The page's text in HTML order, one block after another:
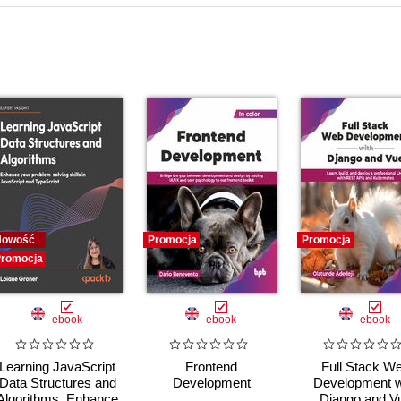
ebook
Learning JavaScript
Structures and
Promocja
ebook
Frontend
Development
Promocja
ebook
Full Stack
Development